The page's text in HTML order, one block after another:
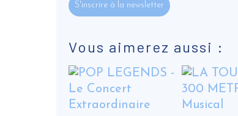
S'inscrire à la newsletter
Vous aimerez aussi :